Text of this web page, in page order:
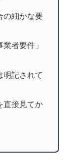
の細かな要
者要件」
明記されて
直接見てか